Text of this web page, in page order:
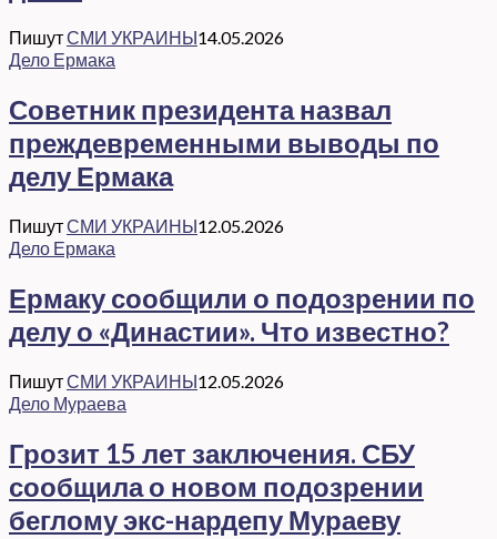
ПишутСМИ УКРАИНЫ14.05.2026
Дело Ермака
Советник президента назвал
преждевременными выводы по
делу Ермака
ПишутСМИ УКРАИНЫ12.05.2026
Дело Ермака
Ермаку сообщили о подозрении по
делу о «Династии». Что известно?
ПишутСМИ УКРАИНЫ12.05.2026
Дело Мураева
Грозит 15 лет заключения. СБУ
сообщила о новом подозрении
беглому экс-нардепу Мураеву